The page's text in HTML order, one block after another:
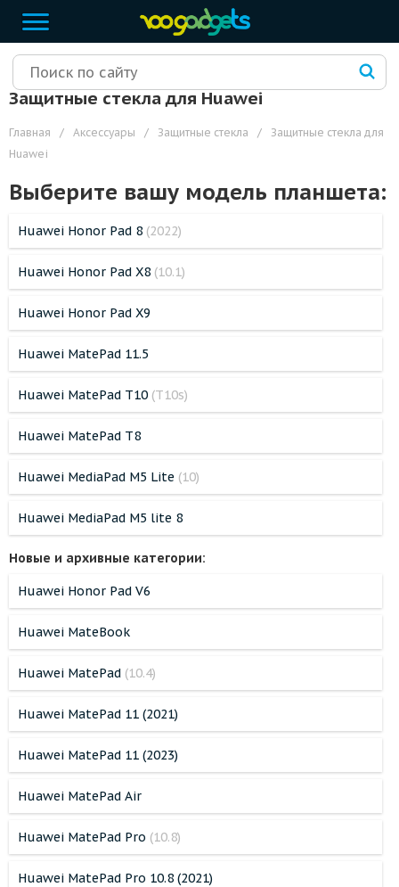
Защитные стекла для Huawei
Главная / Аксессуары / Защитные стекла /
Защитные стекла для
Huawei
Выберите вашу модель планшета:
Huawei Honor Pad 8 (2022)
Huawei Honor Pad X8 (10.1)
Huawei Honor Pad X9
Huawei MatePad 11.5
Huawei MatePad T10 (T10s)
Huawei MatePad T8
Huawei MediaPad M5 Lite (10)
Huawei MediaPad M5 lite 8
Новые и архивные категории:
Huawei Honor Pad V6
Huawei MateBook
Huawei MatePad (10.4)
Huawei MatePad 11 (2021)
Huawei MatePad 11 (2023)
Huawei MatePad Air
Huawei MatePad Pro (10.8)
Huawei MatePad Pro 10.8 (2021)